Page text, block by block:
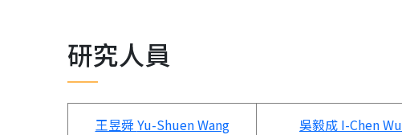
研究人員
王昱舜 Yu-Shuen Wang 吳毅成 I-Chen Wu